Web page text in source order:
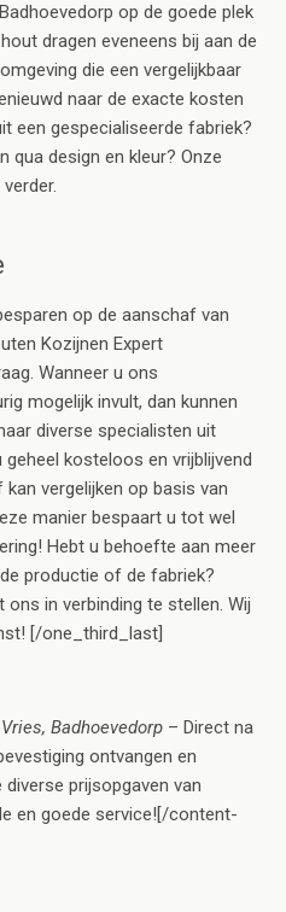
op de goede plek
dragen eveneens bij aan de
die een vergelijkbaar
naar de exacte kosten
een gespecialiseerde fabriek?
qua design en kleur? Onze
op de aanschaf van
Kozijnen Expert
Wanneer u ons
mogelijk invult, dan kunnen
diverse specialisten uit
kosteloos en vrijblijvend
vergelijken op basis van
manier bespaart u tot wel
Hebt u behoefte aan meer
productie of de fabriek?
in verbinding te stellen. Wij
[/one_third_last]
Badhoevedorp – Direct na
ontvangen en
prijsopgaven van
en goede service![/content-